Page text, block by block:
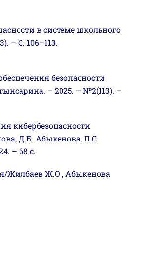
в системе школьного
– С. 106–113.
безопасности
– 2025. – №2(113). –
кибербезопасности
Д.Б. Абыкенова, Л.С.
– 68 с.
Жилбаев Ж.О., Абыкенова